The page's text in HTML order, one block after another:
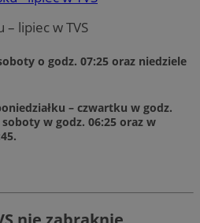
lipiec w TVS
o godz. 07:25 oraz niedziele
– czwartku w godz.
w godz. 06:25 oraz w